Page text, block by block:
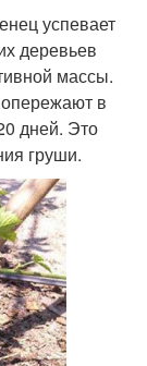
успевает
деревьев
массы.
в
дней. Это
груши.